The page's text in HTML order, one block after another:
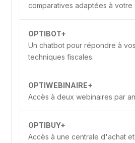
comparatives adaptées à votre
OPTIBOT+
Un chatbot pour répondre à
techniques fiscales.
OPTIWEBINAIRE+
Accès à deux webinaires par
OPTIBUY+
Accès à une centrale d'achat